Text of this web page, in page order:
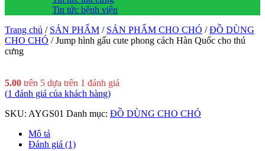
Tin tức bệnh viện
Trang chủ / SẢN PHẨM / SẢN PHẨM CHO CHÓ /ĐỒ DÙNG
CHO CHÓ / Jump hình gấu cute phong cách Hàn Quốc cho thú
cưng
5.00 trên 5 dựa trên 1 đánh giá
(1 đánh giá của khách hàng)
SKU: AYGS01 Danh mục: ĐỒ DÙNG CHO CHÓ
Mô tả
Đánh giá (1)